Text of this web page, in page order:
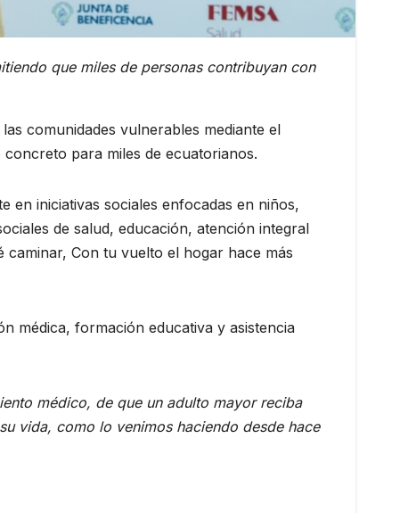
que miles de personas contribuyan con
comunidades vulnerables mediante el
para miles de ecuatorianos.
en iniciativas sociales enfocadas en niños,
de salud, educación, atención integral
caminar, Con tu vuelto el hogar hace más
médica, formación educativa y asistencia
médico, de que un adulto mayor reciba
vida, como lo venimos haciendo desde hace